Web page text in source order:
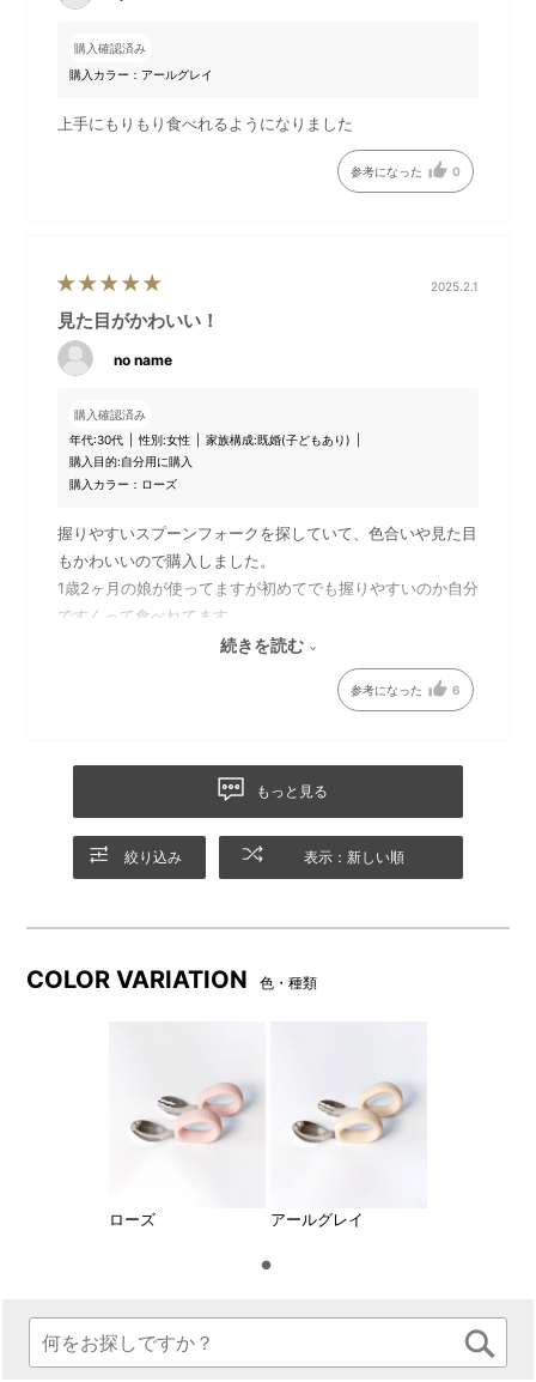
購入確認済み
購入カラー：アールグレイ
上手にもりもり食べれるようになりました
参考になった 0
2025.2.1
見た目がかわいい！
no name
購入確認済み
年代:30代 性別:女性 家族構成:既婚(子どもあり)
購入目的:自分用に購入
購入カラー：ローズ
握りやすいスプーンフォークを探していて、色合いや見た目
もかわいいので購入しました。
1歳2ヶ月の娘が使ってますが初めてでも握りやすいのか自分
ですくって食べれてます。
ケースもあるので持ち運びにも便利で買ってよかったで
続きを読む
参考になった 6
もっと見る
絞り込み 表示：新しい順
COLOR VARIATION 色・種類
ローズ アールグレイ